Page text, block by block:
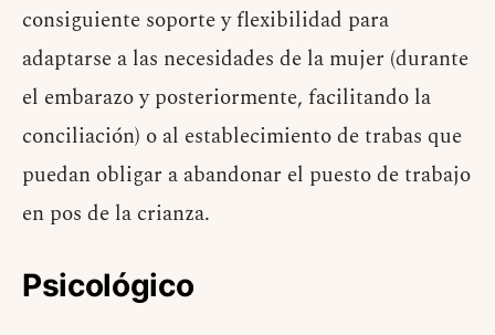
consiguiente soporte y flexibilidad para
adaptarse a las necesidades de la mujer (durante
el embarazo y posteriormente, facilitando la
conciliación) o al establecimiento de trabas que
puedan obligar a abandonar el puesto de trabajo
en pos de la crianza.
Psicológico